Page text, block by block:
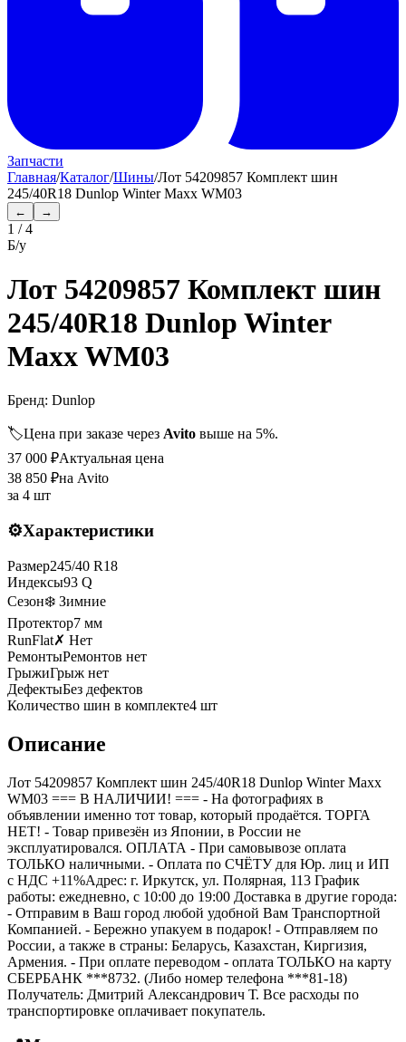
Запчасти
Главная/Каталог/Шины/Лот 54209857 Комплект шин
245/40R18 Dunlop Winter Maxx WM03
← →
1 /4
Б/у
Лот 54209857 Комплект шин
245/40R18 Dunlop Winter
Maxx WM03
Бренд: Dunlop
🏷️Цена при заказе через Avito выше на 5%.
37 000 ₽Актуальная цена
38 850 ₽на Avito
за 4 шт
⚙️Характеристики
Размер245/40 R18
Индексы93 Q
Сезон❄️ Зимние
Протектор7 мм
RunFlat✗ Нет
РемонтыРемонтов нет
ГрыжиГрыж нет
ДефектыБез дефектов
Количество шин в комплекте4 шт
Описание
Лот 54209857 Комплект шин 245/40R18 Dunlop Winter Maxx
WM03 === B НАЛИЧИИ! === - На фотографиях в
объявлении именно тот товар, который продаётся. ТОРГА
НЕТ! - Товар привезён из Японии, в России не
эксплуатировался. ОПЛАТА - При самовывозе оплата
ТОЛЬКО наличными. - Оплата по СЧЁТУ для Юр. лиц и ИП
с НДС +11%Адрес: г. Иркутск, ул. Полярная, 113 График
работы: ежедневно, с 10:00 до 19:00 Доставка в другие города:
- Отправим в Ваш город любой удобной Вам Транспортной
Компанией. - Бережно упакуем в подарок! - Отправляем по
России, а также в страны: Беларусь, Казахстан, Киргизия,
Армения. - При оплате переводом - оплата ТОЛЬКО на карту
СБЕРБАНК ***8732. (Либо номер телефона ***81-18)
Получатель: Дмитрий Александрович Т. Все расходы по
транспортировке оплачивает покупатель.